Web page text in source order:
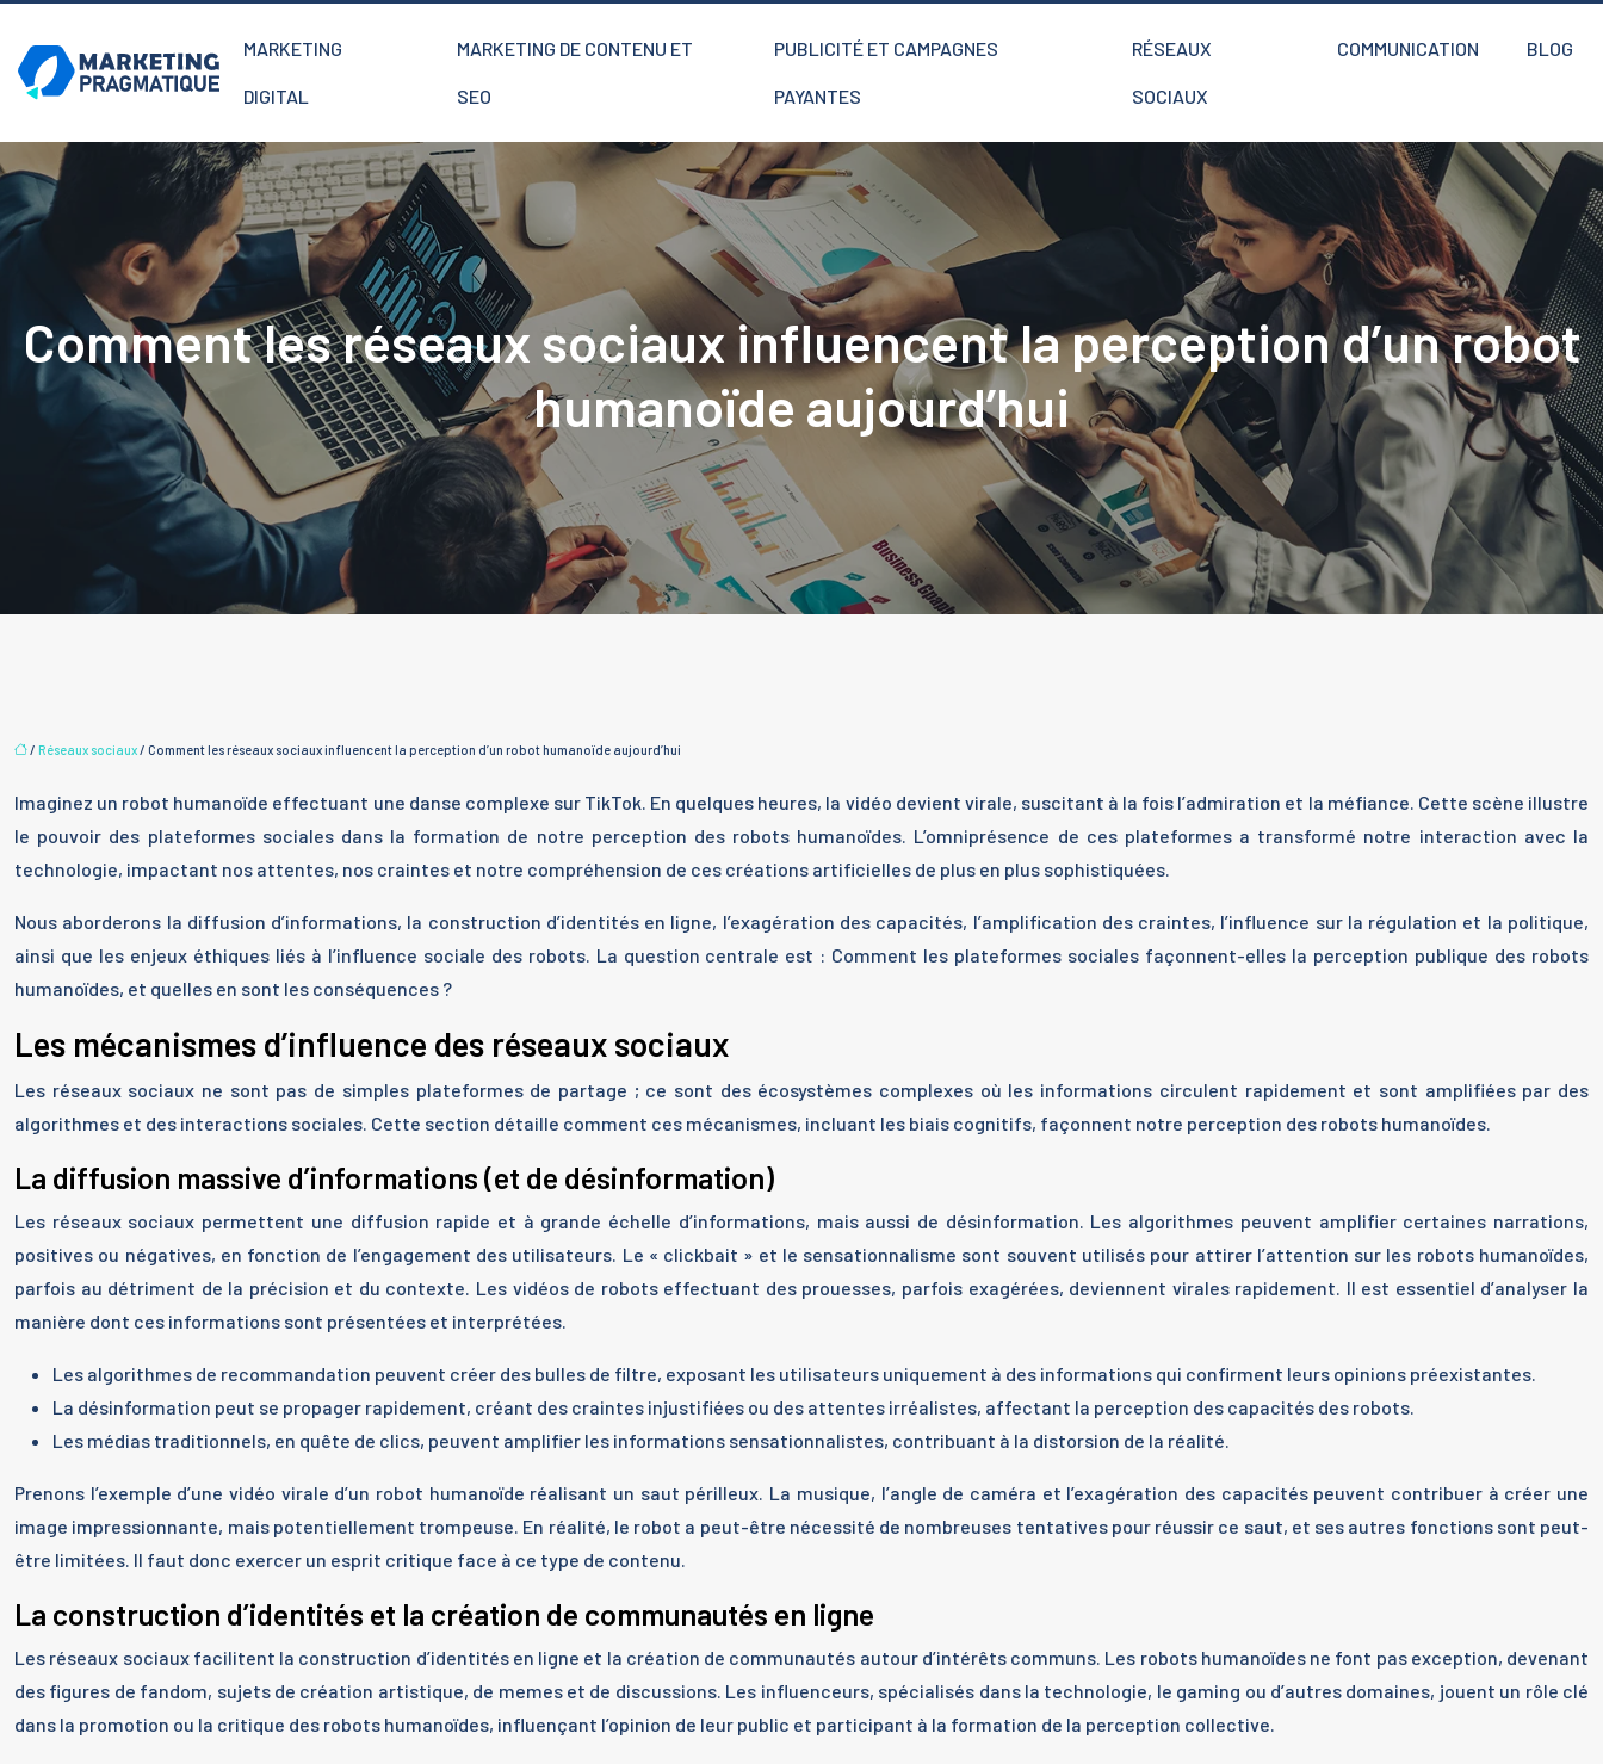
MARKETING
DIGITAL
MARKETING DE CONTENU ET
SEO
PUBLICITÉ ET CAMPAGNES
PAYANTES
RÉSEAUX
SOCIAUX
COMMUNICATION BLOG
Comment les réseaux sociaux influencent la perception d’un robot
humanoïde aujourd’hui
/ Réseaux sociaux/ Comment les réseaux sociaux influencent la perception d’un robot humanoïde aujourd’hui
Imaginez un robot humanoïde effectuant une danse complexe sur TikTok. En quelques heures, la vidéo devient virale, suscitant à la fois l’admiration et la méfiance. Cette scène illustre
le pouvoir des plateformes sociales dans la formation de notre perception des robots humanoïdes. L’omniprésence de ces plateformes a transformé notre interaction avec la
technologie, impactant nos attentes, nos craintes et notre compréhension de ces créations artificielles de plus en plus sophistiquées.
Nous aborderons la diffusion d’informations, la construction d’identités en ligne, l’exagération des capacités, l’amplification des craintes, l’influence sur la régulation et la politique,
ainsi que les enjeux éthiques liés à l’influence sociale des robots. La question centrale est : Comment les plateformes sociales façonnent-elles la perception publique des robots
humanoïdes, et quelles en sont les conséquences ?
Les mécanismes d’influence des réseaux sociaux
Les réseaux sociaux ne sont pas de simples plateformes de partage ; ce sont des écosystèmes complexes où les informations circulent rapidement et sont amplifiées par des
algorithmes et des interactions sociales. Cette section détaille comment ces mécanismes, incluant les biais cognitifs, façonnent notre perception des robots humanoïdes.
La diffusion massive d’informations (et de désinformation)
Les réseaux sociaux permettent une diffusion rapide et à grande échelle d’informations, mais aussi de désinformation. Les algorithmes peuvent amplifier certaines narrations,
positives ou négatives, en fonction de l’engagement des utilisateurs. Le « clickbait » et le sensationnalisme sont souvent utilisés pour attirer l’attention sur les robots humanoïdes,
parfois au détriment de la précision et du contexte. Les vidéos de robots effectuant des prouesses, parfois exagérées, deviennent virales rapidement. Il est essentiel d’analyser la
manière dont ces informations sont présentées et interprétées.
Les algorithmes de recommandation peuvent créer des bulles de filtre, exposant les utilisateurs uniquement à des informations qui confirment leurs opinions préexistantes.
La désinformation peut se propager rapidement, créant des craintes injustifiées ou des attentes irréalistes, affectant la perception des capacités des robots.
Les médias traditionnels, en quête de clics, peuvent amplifier les informations sensationnalistes, contribuant à la distorsion de la réalité.
Prenons l’exemple d’une vidéo virale d’un robot humanoïde réalisant un saut périlleux. La musique, l’angle de caméra et l’exagération des capacités peuvent contribuer à créer une
image impressionnante, mais potentiellement trompeuse. En réalité, le robot a peut-être nécessité de nombreuses tentatives pour réussir ce saut, et ses autres fonctions sont peut-
être limitées. Il faut donc exercer un esprit critique face à ce type de contenu.
La construction d’identités et la création de communautés en ligne
Les réseaux sociaux facilitent la construction d’identités en ligne et la création de communautés autour d’intérêts communs. Les robots humanoïdes ne font pas exception, devenant
des figures de fandom, sujets de création artistique, de memes et de discussions. Les influenceurs, spécialisés dans la technologie, le gaming ou d’autres domaines, jouent un rôle clé
dans la promotion ou la critique des robots humanoïdes, influençant l’opinion de leur public et participant à la formation de la perception collective.